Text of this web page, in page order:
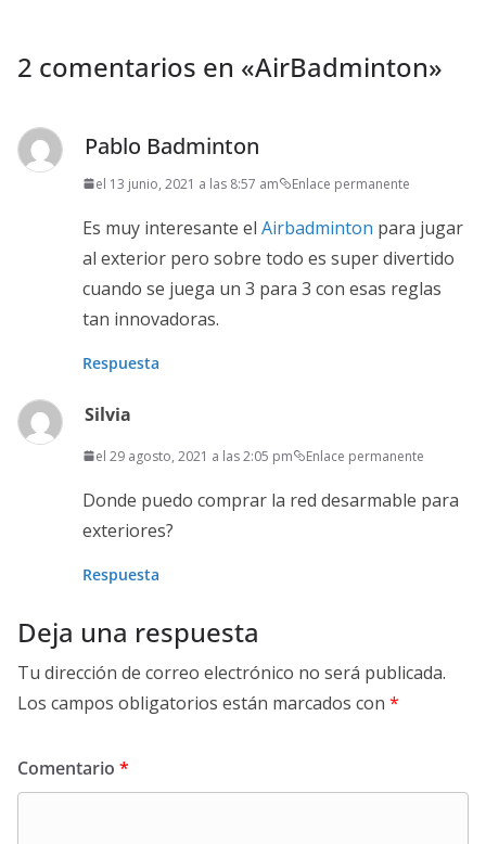
2 comentarios en «AirBadminton»
Pablo Badminton
el 13 junio, 2021 a las 8:57 am Enlace permanente
Es muy interesante el Airbadminton para jugar
al exterior pero sobre todo es super divertido
cuando se juega un 3 para 3 con esas reglas
tan innovadoras.
Respuesta
Silvia
el 29 agosto, 2021 a las 2:05 pm Enlace permanente
Donde puedo comprar la red desarmable para
exteriores?
Respuesta
Deja una respuesta
Tu dirección de correo electrónico no será publicada.
Los campos obligatorios están marcados con *
Comentario *